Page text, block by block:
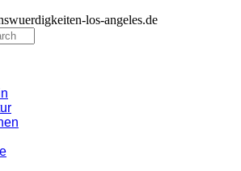
los-angeles.de